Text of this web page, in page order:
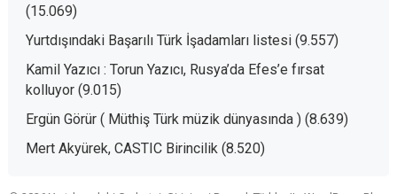
(15.069)
Yurtdışındaki Başarılı Türk İşadamları listesi (9.557)
Kamil Yazıcı : Torun Yazıcı, Rusya’da Efes’e fırsat
kolluyor (9.015)
Ergün Görür ( Müthiş Türk müzik dünyasında ) (8.639)
Mert Akyürek, CASTIC Birincilik (8.520)